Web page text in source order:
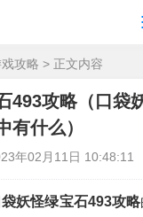
攻略 > 正文内容
493攻略（口袋
有什么）
年02月11日 10:48:11
袋妖怪绿宝石493攻略